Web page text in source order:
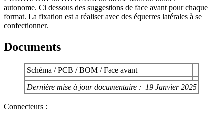
autonome. Ci dessous des suggestions de face avant pour chaque
format. La fixation est a réaliser avec des équerres latérales à se
confectionner.
Documents
Schéma / PCB / BOM / Face avant
Dernière mise à jour documentaire : 19 Janvier 2025
Connecteurs :